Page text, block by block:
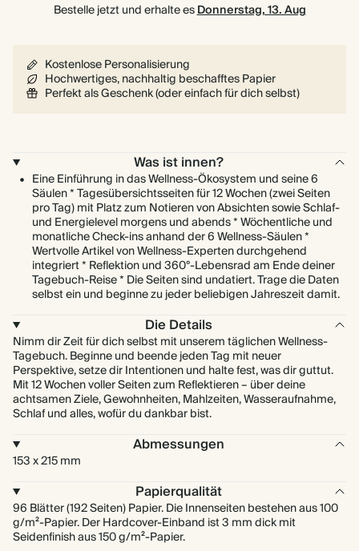
Bestelle jetzt und erhalte esDonnerstag, 13. Aug
Kostenlose Personalisierung
Hochwertiges, nachhaltig beschafftes Papier
Perfekt als Geschenk (oder einfach für dich selbst)
Was ist innen?
Eine Einführung in das Wellness-Ökosystem und seine 6
Säulen * Tagesübersichtsseiten für 12 Wochen (zwei Seiten
pro Tag) mit Platz zum Notieren von Absichten sowie Schlaf-
und Energielevel morgens und abends * Wöchentliche und
monatliche Check-ins anhand der 6 Wellness-Säulen *
Wertvolle Artikel von Wellness-Experten durchgehend
integriert * Reflektion und 360°-Lebensrad am Ende deiner
Tagebuch-Reise * Die Seiten sind undatiert. Trage die Daten
selbst ein und beginne zu jeder beliebigen Jahreszeit damit.
Die Details
Nimm dir Zeit für dich selbst mit unserem täglichen Wellness-
Tagebuch. Beginne und beende jeden Tag mit neuer
Perspektive, setze dir Intentionen und halte fest, was dir guttut.
Mit 12 Wochen voller Seiten zum Reflektieren – über deine
achtsamen Ziele, Gewohnheiten, Mahlzeiten, Wasseraufnahme,
Schlaf und alles, wofür du dankbar bist.
Abmessungen
153 x 215 mm
Papierqualität
96 Blätter (192 Seiten) Papier. Die Innenseiten bestehen aus 100
g/m²-Papier. Der Hardcover-Einband ist 3 mm dick mit
Seidenfinish aus 150 g/m²-Papier.